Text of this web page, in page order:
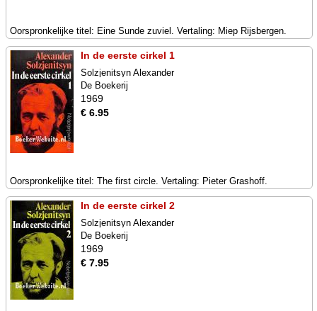
Oorspronkelijke titel: Eine Sunde zuviel. Vertaling: Miep Rijsbergen.
In de eerste cirkel 1
Solzjenitsyn Alexander
De Boekerij
1969
€ 6.95
Oorspronkelijke titel: The first circle. Vertaling: Pieter Grashoff.
In de eerste cirkel 2
Solzjenitsyn Alexander
De Boekerij
1969
€ 7.95